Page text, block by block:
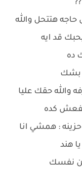
هتتحل والله
قد ايه
ده
بشك
والله حقك عليا
كده
: همشي انا
هند
من نفسك